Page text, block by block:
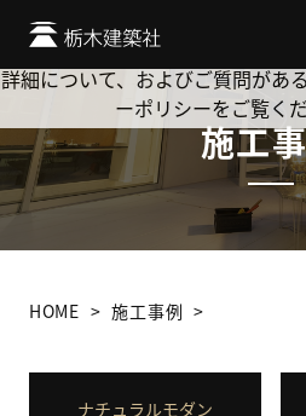
施工
HOME 施工事例
ナチュラルモダン
Cookie を使用して、お客様の活
か? 当社ではお客様のプライバシ
詳細について、およびご質問があ
ーポリシーをご覧くだ